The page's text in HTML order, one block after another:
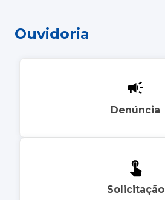
Ouvidoria
Denúncia
Solicitação